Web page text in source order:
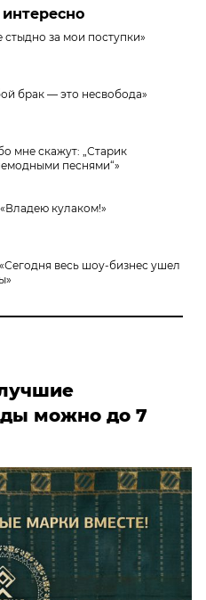
за мои поступки»
брак — это несвобода»
мне скажут: „Старик
песнями“»
кулаком!»
весь шоу-бизнес ушел
можно до 7